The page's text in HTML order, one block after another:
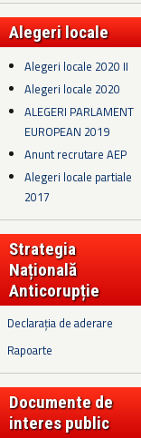
Alegeri locale
Alegeri locale 2020 II
Alegeri locale 2020
ALEGERI PARLAMENT
EUROPEAN 2019
Anunt recrutare AEP
Alegeri locale partiale
2017
Strategia
Națională
Anticorupție
Declarația de aderare
Rapoarte
Documente de
interes public